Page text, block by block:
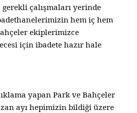
çalışmaları yerinde
hem iç hem
ekiplerimizce
için ibadete hazır hale
yapan Park ve Bahçeler
ayı hepimizin bildiği üzere